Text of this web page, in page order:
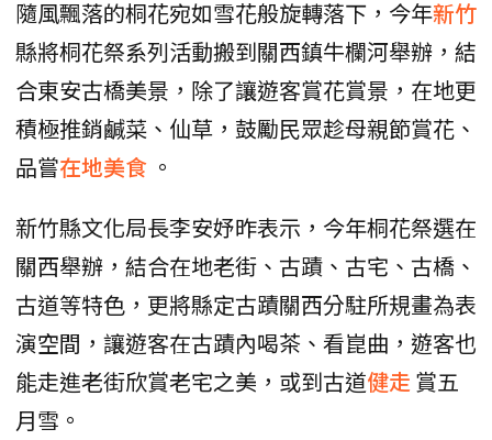
隨風飄落的桐花宛如雪花般旋轉落下，今年新竹
縣將桐花祭系列活動搬到關西鎮牛欄河舉辦，結
合東安古橋美景，除了讓遊客賞花賞景，在地更
積極推銷鹹菜、仙草，鼓勵民眾趁母親節賞花、
品嘗在地美食 。
新竹縣文化局長李安妤昨表示，今年桐花祭選在
關西舉辦，結合在地老街、古蹟、古宅、古橋、
古道等特色，更將縣定古蹟關西分駐所規畫為表
演空間，讓遊客在古蹟內喝茶、看崑曲，遊客也
能走進老街欣賞老宅之美，或到古道健走賞五
月雪。